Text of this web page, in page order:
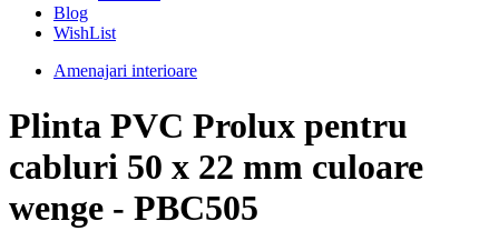
Blog
WishList
Amenajari interioare
Plinta PVC Prolux pentru
cabluri 50 x 22 mm culoare
wenge - PBC505